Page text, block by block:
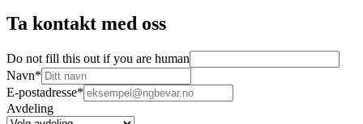
Ta kontakt med oss
Do not fill this out if you are human
Navn*
E-postadresse*
Avdeling